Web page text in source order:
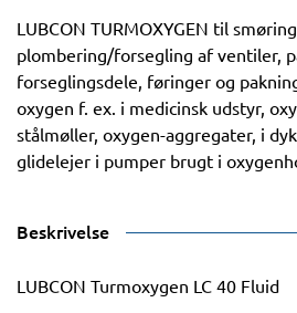
LUBCON TURMOXYGEN til
plombering/forsegling af ventiler,
forseglingsdele, føringer og
oxygen f. ex. i medicinsk udstyr,
stålmøller, oxygen-aggregater, i
glidelejer i pumper brugt i
Beskrivelse
LUBCON Turmoxygen LC 40 Fluid